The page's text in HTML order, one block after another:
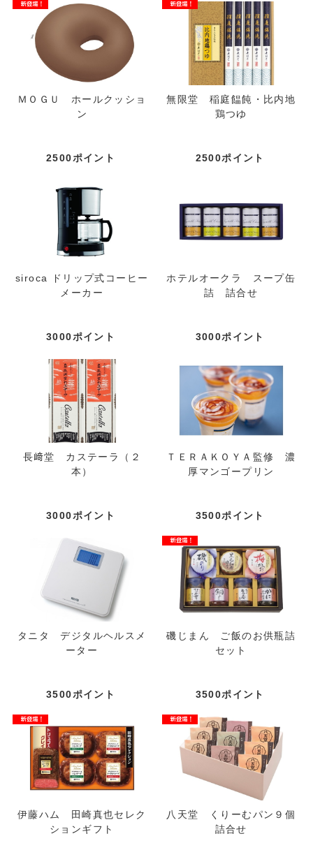
ＭＯＧＵ ホールクッショ
ン
2500ポイント
無限堂 稲庭饂飩・比内地
鶏つゆ
2500ポイント
siroca ドリップ式コーヒー
メーカー
3000ポイント
ホテルオークラ スープ缶
詰 詰合せ
3000ポイント
長﨑堂 カステーラ（２
本）
3000ポイント
ＴＥＲＡＫＯＹＡ監修 濃
厚マンゴープリン
3500ポイント
タニタ デジタルヘルスメ
ーター
3500ポイント
磯じまん ご飯のお供瓶詰
セット
3500ポイント
伊藤ハム 田崎真也セレク
ションギフト
八天堂 くりーむパン９個
詰合せ